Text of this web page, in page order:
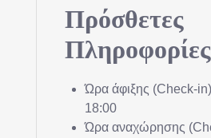
Πρόσθετες
Πληροφορίες
Ώρα άφιξης (Check-
18:00
Ώρα αναχώρησης